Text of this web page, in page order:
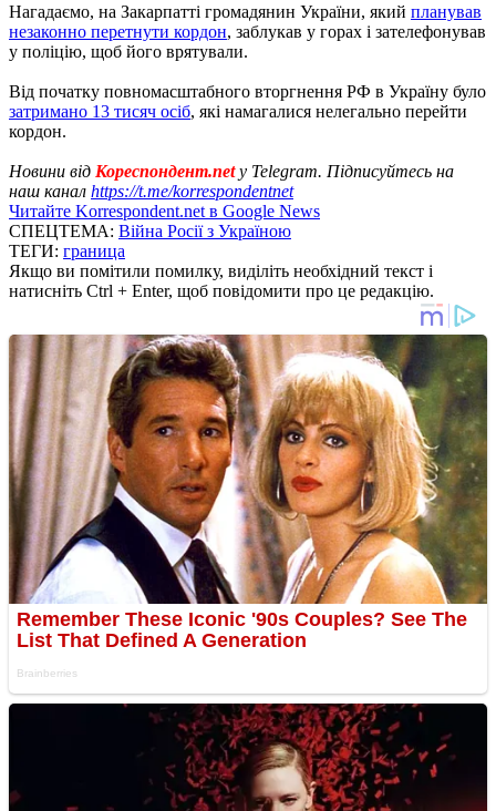
Нагадаємо, на Закарпатті громадянин України, який планував
незаконно перетнути кордон, заблукав у горах і зателефонував
у поліцію, щоб його врятували.
Від початку повномасштабного вторгнення РФ в Україну було
затримано 13 тисяч осіб, які намагалися нелегально перейти
кордон.
Новини від Кореспондент.netу Telegram. Підписуйтесь на
наш канал https://t.me/korrespondentnet
Читайте Korrespondent.net в Google News
СПЕЦТЕМА: Війна Росії з Україною
ТЕГИ: граница
Якщо ви помітили помилку, виділіть необхідний текст і
натисніть Ctrl + Enter, щоб повідомити про це редакцію.